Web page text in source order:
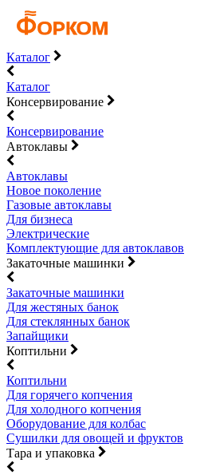
Каталог
Каталог
Консервирование
Консервирование
Автоклавы
Автоклавы
Новое поколение
Газовые автоклавы
Для бизнеса
Электрические
Комплектующие для автоклавов
Закаточные машинки
Закаточные машинки
Для жестяных банок
Для стеклянных банок
Запайщики
Коптильни
Коптильни
Для горячего копчения
Для холодного копчения
Оборудование для колбас
Сушилки для овощей и фруктов
Тара и упаковка